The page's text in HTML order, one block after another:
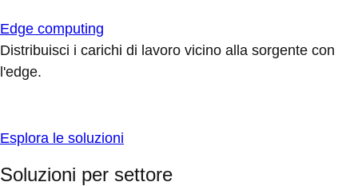
Edge computing
Distribuisci i carichi di lavoro vicino alla sorgente con
l'edge.
Esplora le soluzioni
Soluzioni per settore